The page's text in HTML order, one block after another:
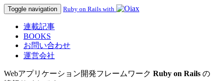
Toggle navigation Ruby on Rails with
連載記事
BOOKS
お問い合わせ
運営会社
Webアプリケーション開発フレームワーク Ruby on Rails の